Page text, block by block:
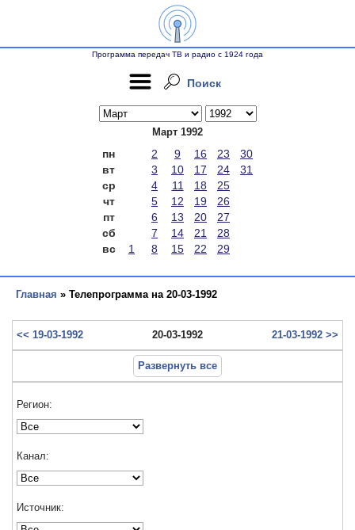
Программа передач ТВ и радио с 1924 года
Поиск
Март 1992
пн 2 9 16 23
30
вт
3 10 17 24
31
ср
4 11 18
25
чт
5 12 19
26
пт
6 13 20
27
сб
7 14 21
28
вс
1 8 15 22 29
Главная » Телепрограмма на 20-03-1992
<< 19-03-1992 20-03-1992 21-03-1992 >>
Развернуть все
Регион:
Канал:
Источник: